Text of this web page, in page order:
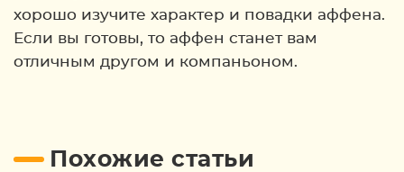
хорошо изучите характер и повадки аффена.
Если вы готовы, то аффен станет вам
отличным другом и компаньоном.
Похожие статьи